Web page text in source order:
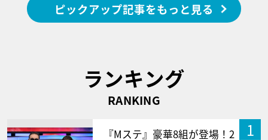
ピックアップ記事をもっと見る
ランキング
RANKING
1
『Mステ』豪華8組が登場！2